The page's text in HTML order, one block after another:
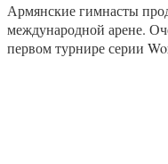
Армянские гимнасты
международной арене.
первом турнире серии